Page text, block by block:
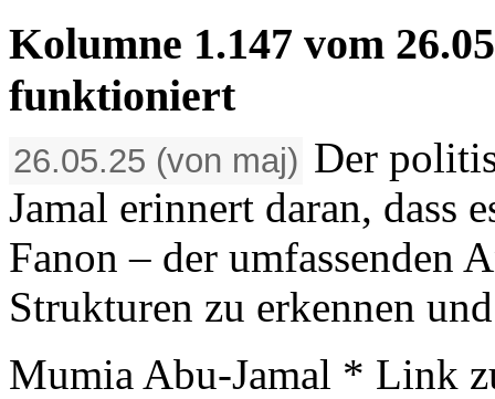
Kolumne 1.147 vom
funktioniert
26.05.25 (von maj) Der
Jamal erinnert daran, dass
Fanon – der umfassenden
Strukturen zu erkennen
Mumia Abu-Jamal * Link